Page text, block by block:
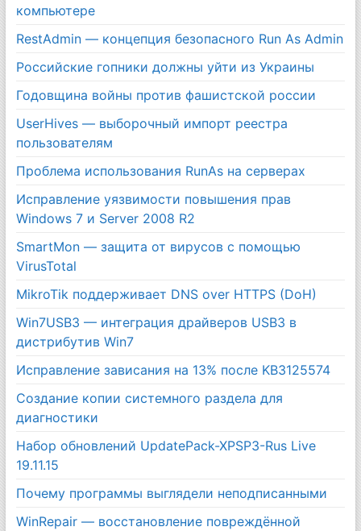
компьютере
RestAdmin — концепция безопасного Run As Admin
Российские гопники должны уйти из Украины
Годовщина войны против фашистской россии
UserHives — выборочный импорт реестра
пользователям
Проблема использования RunAs на серверах
Исправление уязвимости повышения прав
Windows 7 и Server 2008 R2
SmartMon — защита от вирусов с помощью
VirusTotal
MikroTik поддерживает DNS over HTTPS (DoH)
Win7USB3 — интеграция драйверов USB3 в
дистрибутив Win7
Исправление зависания на 13% после KB3125574
Создание копии системного раздела для
диагностики
Набор обновлений UpdatePack-XPSP3-Rus Live
19.11.15
Почему программы выглядели неподписанными
WinRepair — восстановление повреждённой